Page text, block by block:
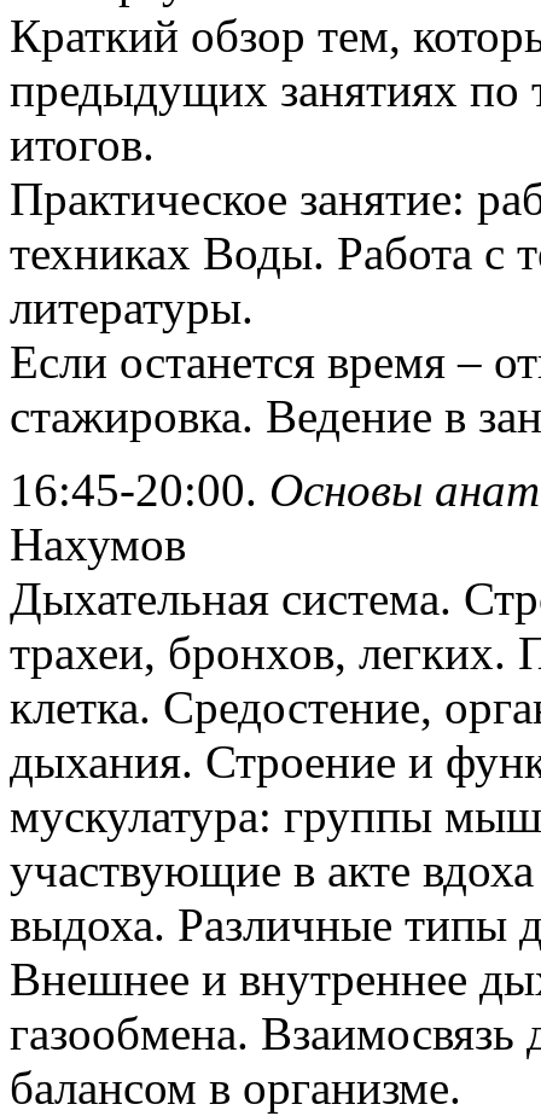
Краткий обзор тем,
предыдущих занятиях по
итогов.
Практическое занятие:
техниках Воды. Работа с
литературы.
Если останется время –
стажировка. Ведение в
16:45-20:00. Основы
Нахумов
Дыхательная система.
трахеи, бронхов, легких.
клетка. Средостение,
дыхания. Строение и
мускулатура: группы
участвующие в акте
выдоха. Различные типы
Внешнее и внутреннее
газообмена.
балансом в организме.